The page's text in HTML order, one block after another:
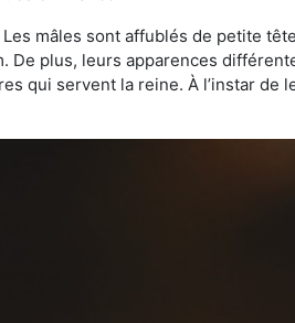
mâles sont affublés de petite
De plus, leurs apparences
qui servent la reine. À l’instar de